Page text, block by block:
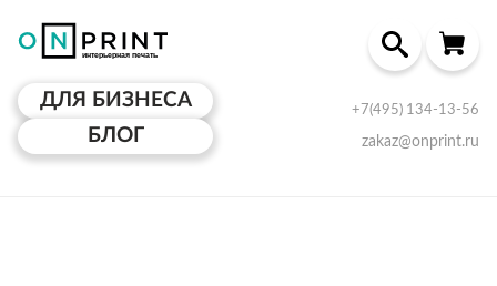
ДЛЯ БИЗНЕСА
БЛОГ
+7(495) 134-13-56
zakaz@onprint.ru